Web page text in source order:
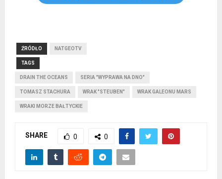
ŹRÓDŁO NATGEOTV
TAGS
DRAIN THE OCEANS SERIA "WYPRAWA NA DNO"
TOMASZ STACHURA WRAK "STEUBEN" WRAK GALEONU MARS
WRAKI MORZE BAŁTYCKIE
SHARE 0 0